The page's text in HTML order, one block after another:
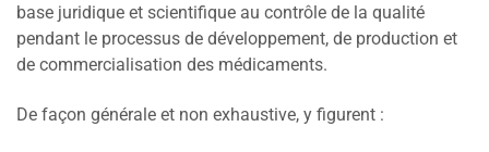
base juridique et scientifique au contrôle de la qualité
pendant le processus de développement, de production et
de commercialisation des médicaments.
De façon générale et non exhaustive, y figurent :